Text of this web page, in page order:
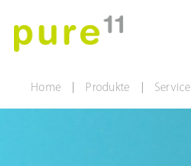
Home Produkte Service